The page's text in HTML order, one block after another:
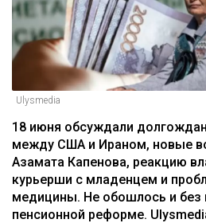
Ulysmedia
18 июня обсуждали
между США и Ираном, новые
Азамата Капенова, реакцию
курьерши с младенцем и
медицины. Не обошлось и без
пенсионной реформе.